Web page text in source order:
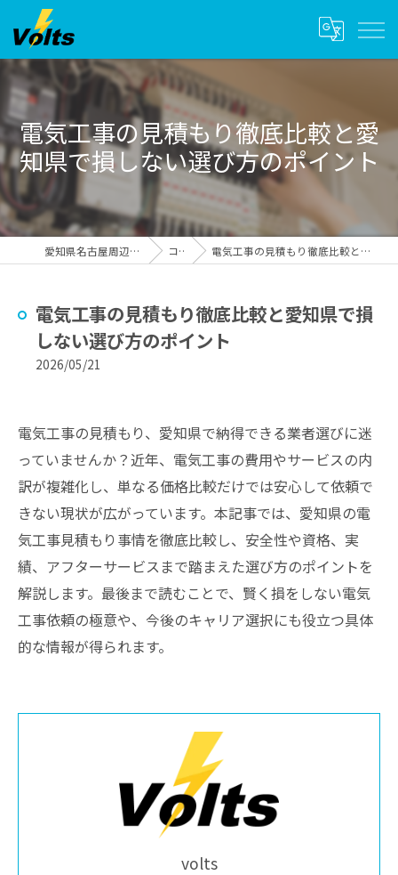
電気工事の見積もり徹底比較と愛
知県で損しない選び方のポイント
愛知県名古屋周辺の電気工事ならvolts コラム 電気工事の見積もり徹底比較と愛知県で損しない選び方のポイント
電気工事の見積もり徹底比較と愛知県で損
しない選び方のポイント
2026/05/21
電気工事の見積もり、愛知県で納得できる業者選びに迷
っていませんか？近年、電気工事の費用やサービスの内
訳が複雑化し、単なる価格比較だけでは安心して依頼で
きない現状が広がっています。本記事では、愛知県の電
気工事見積もり事情を徹底比較し、安全性や資格、実
績、アフターサービスまで踏まえた選び方のポイントを
解説します。最後まで読むことで、賢く損をしない電気
工事依頼の極意や、今後のキャリア選択にも役立つ具体
的な情報が得られます。
volts